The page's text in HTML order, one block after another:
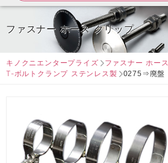
ファスナー ホース クリップ
キノクニエンタープライズ ファスナー ホー
T-ボルトクランプ ステンレス製
0275⇒廃盤